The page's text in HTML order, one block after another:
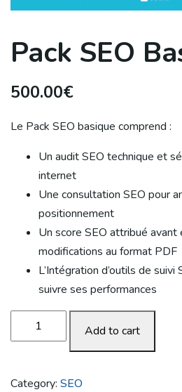
Pack SEO
500.00€
Le Pack SEO basique comprend :
Un audit SEO technique et
internet
Une consultation SEO pour
positionnement
Un score SEO attribué avant
modifications au format PDF
L’Intégration d’outils de
suivre ses performances
SEO
quantity
Add to cart
Category: SEO